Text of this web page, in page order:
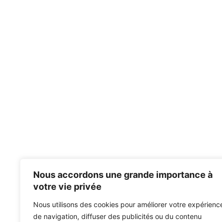
Nous accordons une grande importance à
votre vie privée
Nous utilisons des cookies pour améliorer votre
de navigation, diffuser des publicités ou du contenu